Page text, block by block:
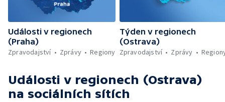
Události v regionech
(Praha)
Zpravodajství
Zprávy Regiony
Týden v regionech
(Ostrava)
Zpravodajství
Zprávy
Události v regionech (Ostrava)
na sociálních sítích